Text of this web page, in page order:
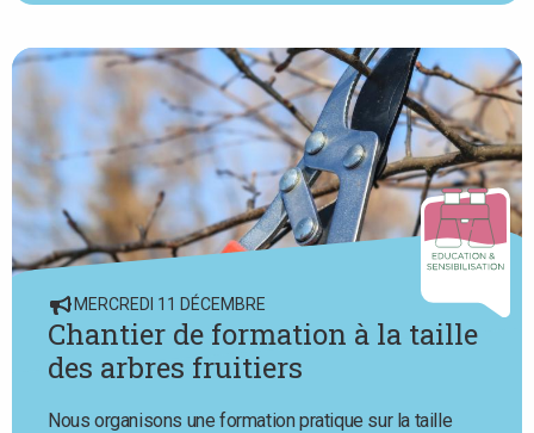
MERCREDI 11 DÉCEMBRE
Chantier de formation à la taille
des arbres fruitiers
Nous organisons une formation pratique sur la taille